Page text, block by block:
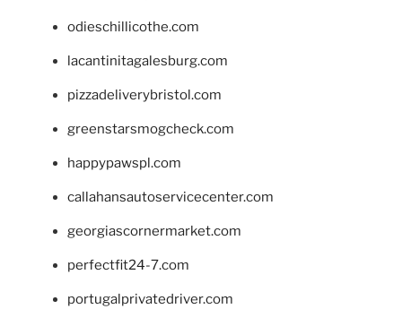
odieschillicothe.com
lacantinitagalesburg.com
pizzadeliverybristol.com
greenstarsmogcheck.com
happypawspl.com
callahansautoservicecenter.com
georgiascornermarket.com
perfectfit24-7.com
portugalprivatedriver.com